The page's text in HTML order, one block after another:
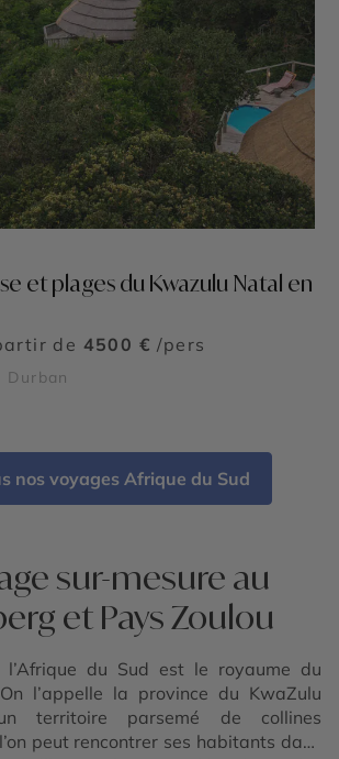
et plages du Kwazulu Natal en
de 4500 € /pers
Durban
nos voyages Afrique du Sud
sur-mesure au
et Pays Zoulou
du Sud est le royaume du
l’appelle la province du KwaZulu
territoire parsemé de collines
peut rencontrer ses habitants dans